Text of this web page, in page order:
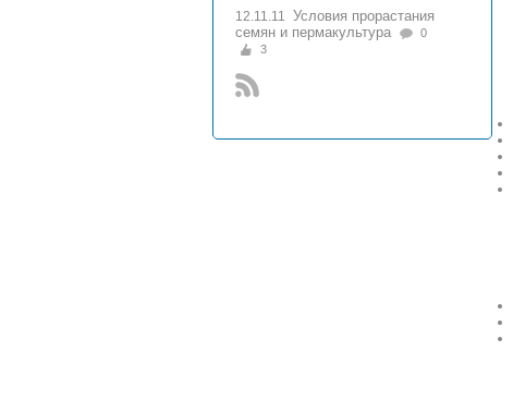
12.11.11 Условия прорастания
семян и пермакультура
0
3